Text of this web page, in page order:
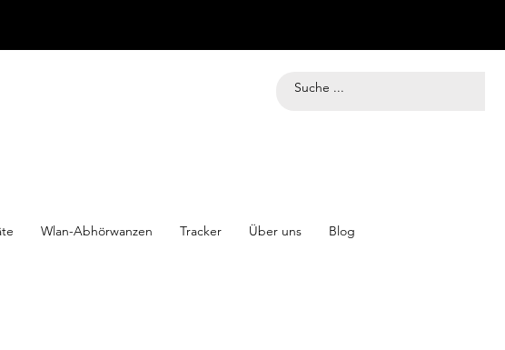
Wlan-Abhörwanzen Tracker Über uns Blog